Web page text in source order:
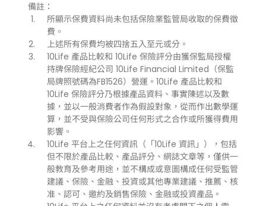
備註：
所顯示保費資料尚未包括保險業監管局收取的保費徵
費。
上述所有保費均被四捨五入至元或分。
10Life 產品比較和 10Life 保險評分由獲保監局授權
持牌保險經紀公司 10Life Financial Limited（保監
局牌照號碼為FB1526）營運。10Life 產品比較和
10Life 保險評分乃根據產品資料、事實陳述以及數
據，並以一般消費者作為假設對象，從而作出數學運
算，並不受與保險公司任何形式之合作或所獲得費用
影響。
10Life 平台上之任何資訊（「10Life 資訊」），包括
但不限於產品比較、產品評分、網誌文章等，僅供一
般教育及參考用途，並不構成或意圖構成任何受監管
建議、保險、金融、投資或其他專業建議、推薦、核
准、認可、邀約及銷售保險、金融或投資產品。